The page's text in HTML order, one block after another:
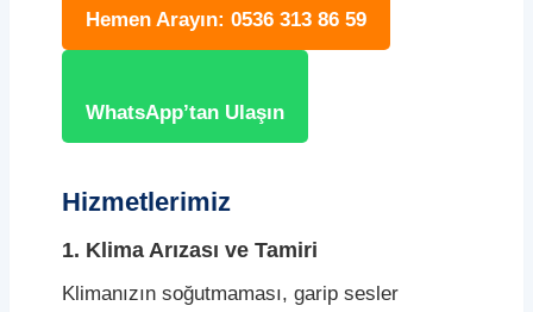
Hemen Arayın: 0536 313 86 59
WhatsApp’tan Ulaşın
Hizmetlerimiz
1. Klima Arızası ve Tamiri
Klimanızın soğutmaması, garip sesler